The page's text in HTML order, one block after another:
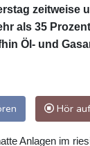
zeitweise
als 35
Öl- und
Hör
Anlagen im